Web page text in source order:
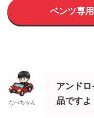
ベンツ専
なべちゃん
アンド
品ですよ